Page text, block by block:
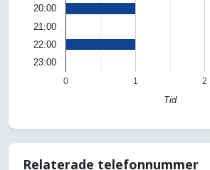
0 1 2
20:00
21:00
22:00
23:00
Tid
Relaterade telefonnummer